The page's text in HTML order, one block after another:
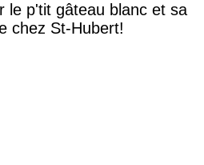
le p'tit gâteau blanc et sa
chez St-Hubert!